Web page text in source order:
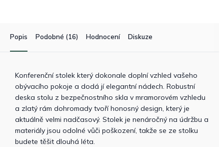
Popis Podobné (16) Hodnocení Diskuze
Konferenční stolek který dokonale doplní vzhled vašeho
obývacího pokoje a dodá jí elegantní nádech. Robustní
deska stolu z bezpečnostního skla v mramorovém vzhledu
a zlatý rám dohromady tvoří honosný design, který je
aktuálně velmi nadčasový. Stolek je nenáročný na údržbu a
materiály jsou odolné vůči poškození, takže se ze stolku
budete těšit dlouhá léta.